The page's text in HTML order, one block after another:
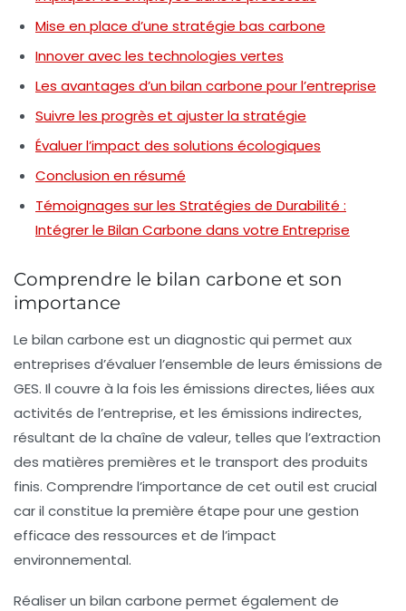
Mise en place d’une stratégie bas carbone
Innover avec les technologies vertes
Les avantages d’un bilan carbone pour l’entreprise
Suivre les progrès et ajuster la stratégie
Évaluer l’impact des solutions écologiques
Conclusion en résumé
Témoignages sur les Stratégies de Durabilité :
Intégrer le Bilan Carbone dans votre Entreprise
Comprendre le bilan carbone et son
importance
Le bilan carbone est un diagnostic qui permet aux
entreprises d’évaluer l’ensemble de leurs émissions de
GES. Il couvre à la fois les émissions directes, liées aux
activités de l’entreprise, et les émissions indirectes,
résultant de la chaîne de valeur, telles que l’extraction
des matières premières et le transport des produits
finis. Comprendre l’importance de cet outil est crucial
car il constitue la première étape pour une gestion
efficace des ressources et de l’impact
environnemental.
Réaliser un bilan carbone permet également de